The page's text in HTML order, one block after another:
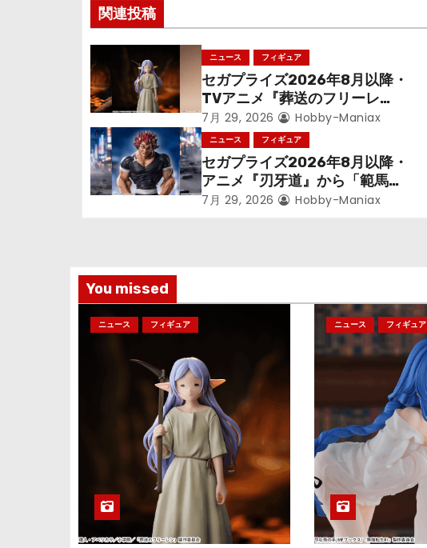
ビ
ゲ
ー
シ
ョ
ン
関連投稿
ニュース フィギュア
セガプライズ2026年8月以降・
TVアニメ『葬送のフリーレ
ン』鉱山で300年働くことにな
っっちゃった「フリーレン」を
立体化！
7月 29, 2026 Hobby-Maniax
ニュース フィギュア
セガプライズ2026年8月以降・
アニメ『刃牙道』から「範馬勇
次郎」が登場ッッ!!
7月 29, 2026 Hobby-Maniax
You missed
ニュース フィギュア ニュース フィギュア